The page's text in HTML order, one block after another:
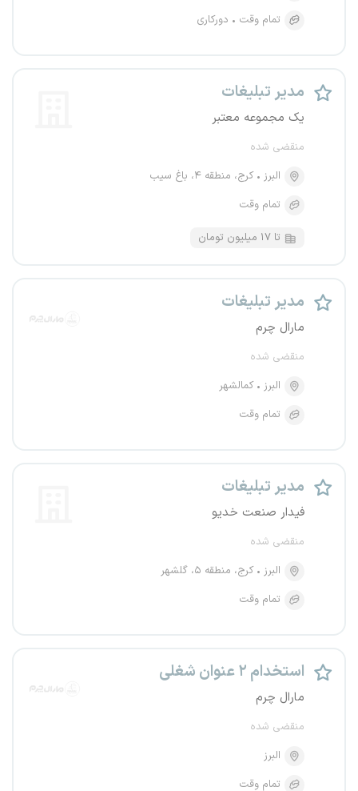
تمام وقت
دورکاری
مدیر تبلیغات
یک مجموعه معتبر
منقضی شده
البرز
کرج، منطقه ۴، باغ سیب
تمام وقت
تا ۱۷ میلیون تومان
مدیر تبلیغات
مارال چرم
منقضی شده
البرز
کمالشهر
تمام وقت
مدیر تبلیغات
فیدار صنعت خدیو
منقضی شده
البرز
کرج، منطقه ۵، گلشهر
تمام وقت
استخدام ۲ عنوان شغلی
مارال چرم
منقضی شده
البرز
تمام وقت